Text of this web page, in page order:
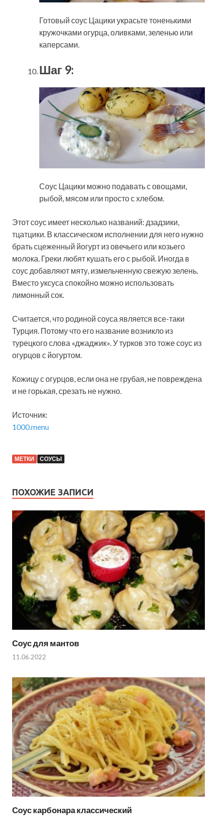
Готовый соус Цацики украсьте тоненькими
кружочками огурца, оливками, зеленью или
каперсами.
Шаг 9:
Соус Цацики можно подавать с овощами,
рыбой, мясом или просто с хлебом.
Этот соус имеет несколько названий: дзадзики,
тцатцики. В классическом исполнении для него нужно
брать сцеженный йогурт из овечьего или козьего
молока. Греки любят кушать его с рыбой. Иногда в
соус добавляют мяту, измельченную свежую зелень.
Вместо уксуса спокойно можно использовать
лимонный сок.
Считается, что родиной соуса является все-таки
Турция. Потому что его название возникло из
турецкого слова «джаджик». У турков это тоже соус из
огурцов с йогуртом.
Кожицу с огурцов, если она не грубая, не повреждена
и не горькая, срезать не нужно.
Источник:
1000.menu
МЕТКИ СОУСЫ
ПОХОЖИЕ ЗАПИСИ
Соус для мантов
11.06.2022
Соус карбонара классический